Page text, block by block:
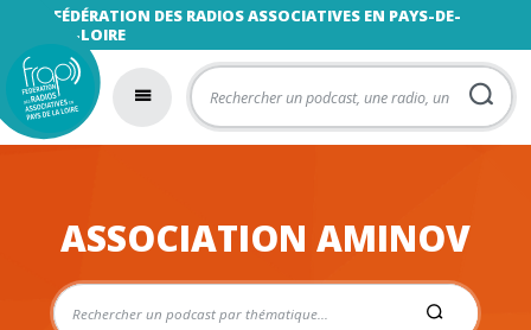
FÉDÉRATION DES RADIOS ASSOCIATIVES EN PAYS-DE-
LA-LOIRE
ASSOCIATION AMINOV